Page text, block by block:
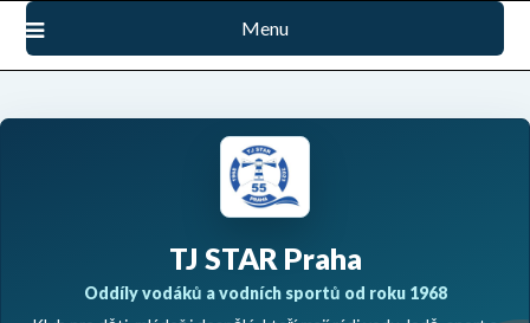
Přejdi
obsah
Menu
TJ STAR Praha
Oddíly vodáků a vodních sportů od roku 1968